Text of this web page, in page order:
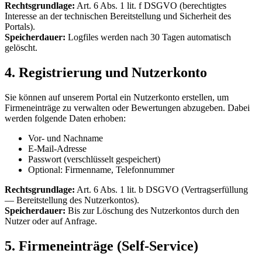
Rechtsgrundlage: Art. 6 Abs. 1 lit. f DSGVO (berechtigtes
Interesse an der technischen Bereitstellung und Sicherheit des
Portals).
Speicherdauer: Logfiles werden nach 30 Tagen automatisch
gelöscht.
4. Registrierung und Nutzerkonto
Sie können auf unserem Portal ein Nutzerkonto erstellen, um
Firmeneinträge zu verwalten oder Bewertungen abzugeben. Dabei
werden folgende Daten erhoben:
Vor- und Nachname
E-Mail-Adresse
Passwort (verschlüsselt gespeichert)
Optional: Firmenname, Telefonnummer
Rechtsgrundlage: Art. 6 Abs. 1 lit. b DSGVO (Vertragserfüllung
— Bereitstellung des Nutzerkontos).
Speicherdauer: Bis zur Löschung des Nutzerkontos durch den
Nutzer oder auf Anfrage.
5. Firmeneinträge (Self-Service)